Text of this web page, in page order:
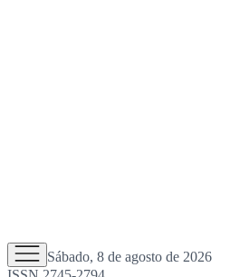
Sábado, 8 de agosto de 2026